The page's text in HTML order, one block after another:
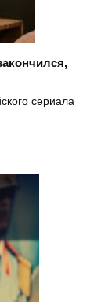
сериала